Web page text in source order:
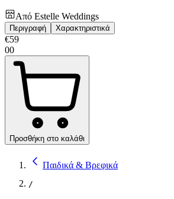
Από Estelle Weddings
Περιγραφή Χαρακτηριστικά
€59
00
Προσθήκη στο καλάθι
Παιδικά & Βρεφικά
/